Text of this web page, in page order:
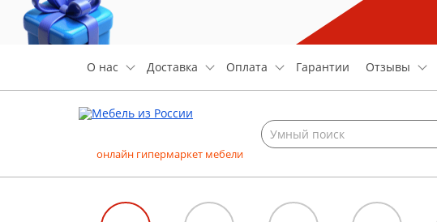
О нас Доставка Оплата Гарантии Отзывы
онлайн гипермаркет мебели